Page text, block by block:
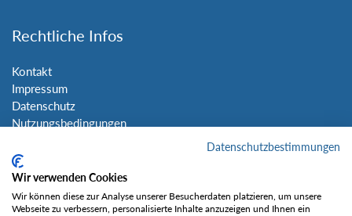
Rechtliche Infos
Kontakt
Impressum
Datenschutz
Nutzungsbedingungen
Social Media
Datenschutzbestimmungen
Wir verwenden Cookies
Wir können diese zur Analyse unserer Besucherdaten platzieren, um unsere
Webseite zu verbessern, personalisierte Inhalte anzuzeigen und Ihnen ein